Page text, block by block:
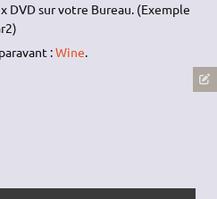
DVD sur votre Bureau. (Exemple
:Wine.